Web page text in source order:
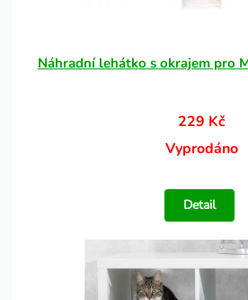
Náhradní lehátko s okrajem pro
229 Kč
Vyprodáno
Detail